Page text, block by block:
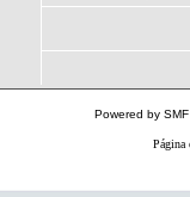
Powered by
Página